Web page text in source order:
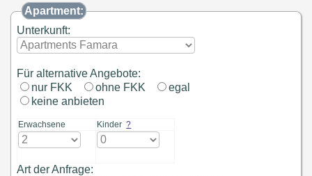
Apartment:
Unterkunft:
Für alternative Angebote:
nur FKK
ohne FKK
egal
keine anbieten
Erwachsene Kinder?
Art der Anfrage: